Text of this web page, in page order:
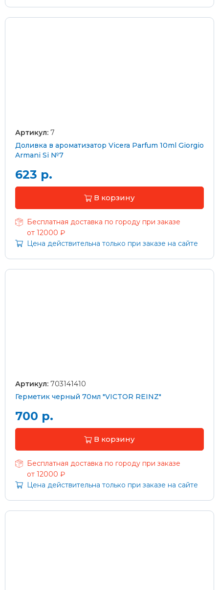
Артикул: 7
Доливка в ароматизатор Vicera Parfum 10ml Giorgio
Armani Si №7
623 р.
В корзину
Бесплатная доставка по городу при заказе
от 12000 ₽
Цена действительна только при заказе на сайте
Артикул: 703141410
Герметик черный 70мл "VICTOR REINZ"
700 р.
В корзину
Бесплатная доставка по городу при заказе
от 12000 ₽
Цена действительна только при заказе на сайте